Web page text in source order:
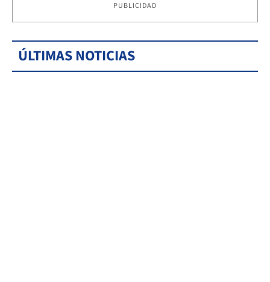
PUBLICIDAD
ÚLTIMAS NOTICIAS